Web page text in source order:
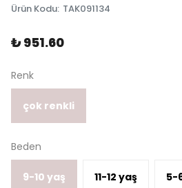
Ürün Kodu: TAK091134
₺ 951.60
Renk
çok renkli
Beden
9-10 yaş 11-12 yaş 5-